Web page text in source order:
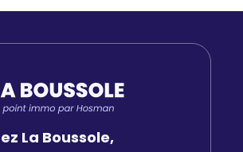
La Boussole,